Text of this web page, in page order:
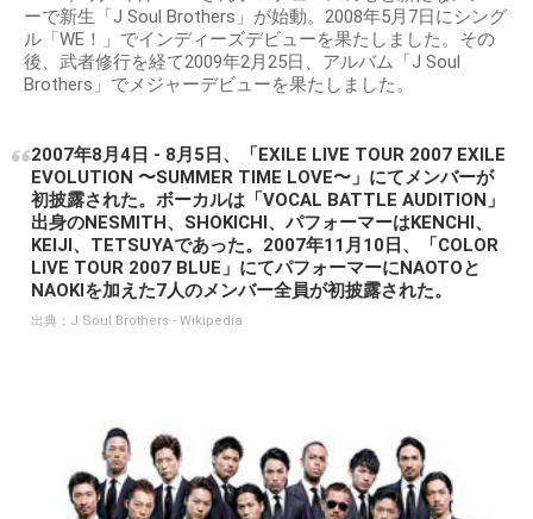
ーで新生「J Soul Brothers」が始動。2008年5月7日にシング
ル「WE！」でインディーズデビューを果たしました。その
後、武者修行を経て2009年2月25日、アルバム「J Soul
Brothers」でメジャーデビューを果たしました。
2007年8月4日 - 8月5日、「EXILE LIVE TOUR 2007 EXILE
EVOLUTION 〜SUMMER TIME LOVE〜」にてメンバーが
初披露された。ボーカルは「VOCAL BATTLE AUDITION」
出身のNESMITH、SHOKICHI、パフォーマーはKENCHI、
KEIJI、TETSUYAであった。2007年11月10日、「COLOR
LIVE TOUR 2007 BLUE」にてパフォーマーにNAOTOと
NAOKIを加えた7人のメンバー全員が初披露された。
出典： J Soul Brothers - Wikipedia